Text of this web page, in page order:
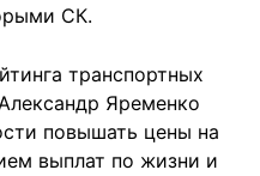
СК.
транспортных
Яременко
повышать цены на
выплат по жизни и